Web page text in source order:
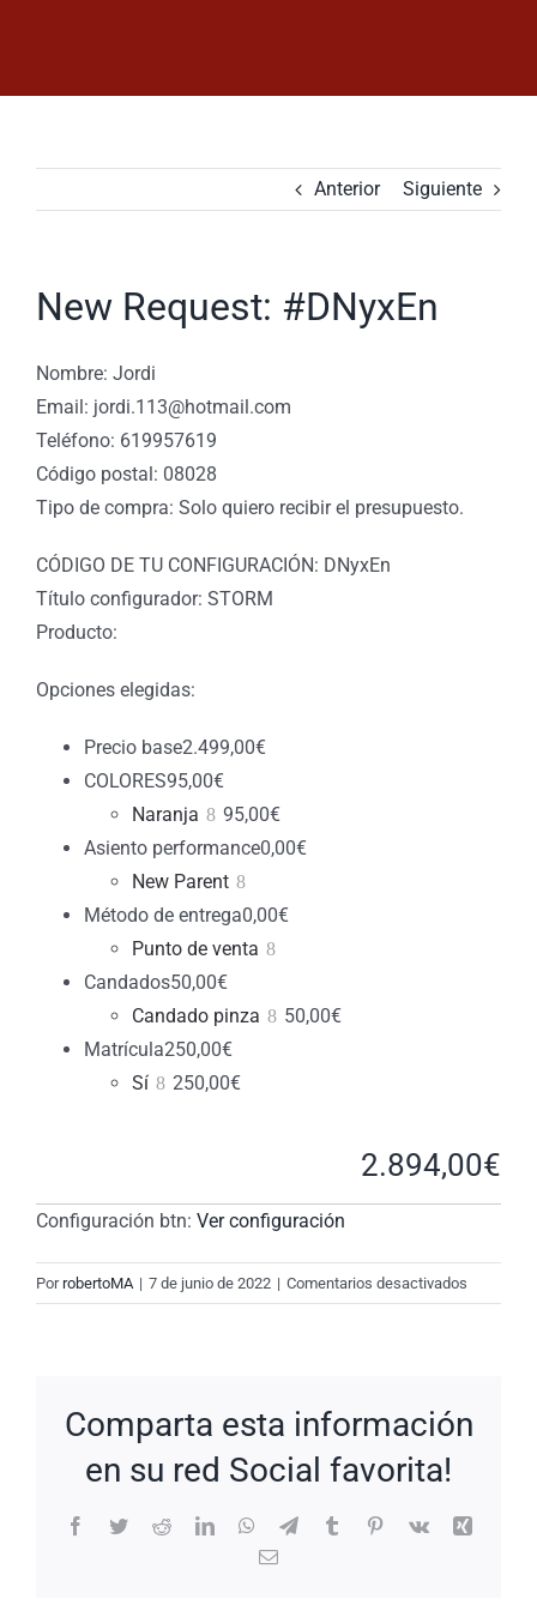
Anterior Siguiente
New Request: #DNyxEn
Nombre: Jordi
Email: jordi.113@hotmail.com
Teléfono: 619957619
Código postal: 08028
Tipo de compra: Solo quiero recibir el presupuesto.
CÓDIGO DE TU CONFIGURACIÓN: DNyxEn
Título configurador: STORM
Producto:
Opciones elegidas:
Precio base2.499,00€
COLORES95,00€
Naranja
95,00€
Asiento performance0,00€
New Parent
Método de entrega0,00€
Punto de venta
Candados50,00€
Candado pinza
50,00€
Matrícula250,00€
Sí
250,00€
2.894,00€
Configuración btn: Ver configuración
PorrobertoMA | 7 de junio de 2022 | Comentarios desactivados
New
Comparta esta información
en su red Social favorita!
Facebook
TwitterRedditLinkedInWhatsApp
TelegramTumblrPinterest
Vk
Xing
Correo